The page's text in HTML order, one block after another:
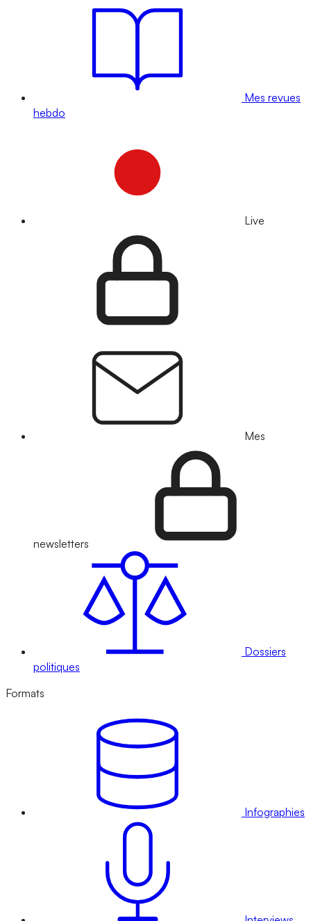
Mes revues
hebdo
Live
Mes
newsletters
Dossiers
politiques
Formats
Infographies